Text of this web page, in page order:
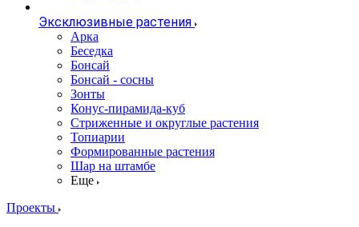
Эксклюзивные растения
Арка
Беседка
Бонсай
Бонсай - сосны
Зонты
Конус-пирамида-куб
Стриженные и округлые растения
Топиарии
Формированные растения
Шар на штамбе
Еще
Проекты